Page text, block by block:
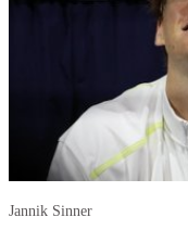
Jannik Sinner